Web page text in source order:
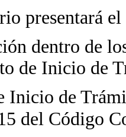
presentará
dentro de
de Inicio de
Inicio de
del Código